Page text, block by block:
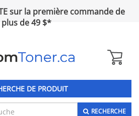
sur la première commande de
plus de 49 $*
DE PRODUIT
RECHERCHE